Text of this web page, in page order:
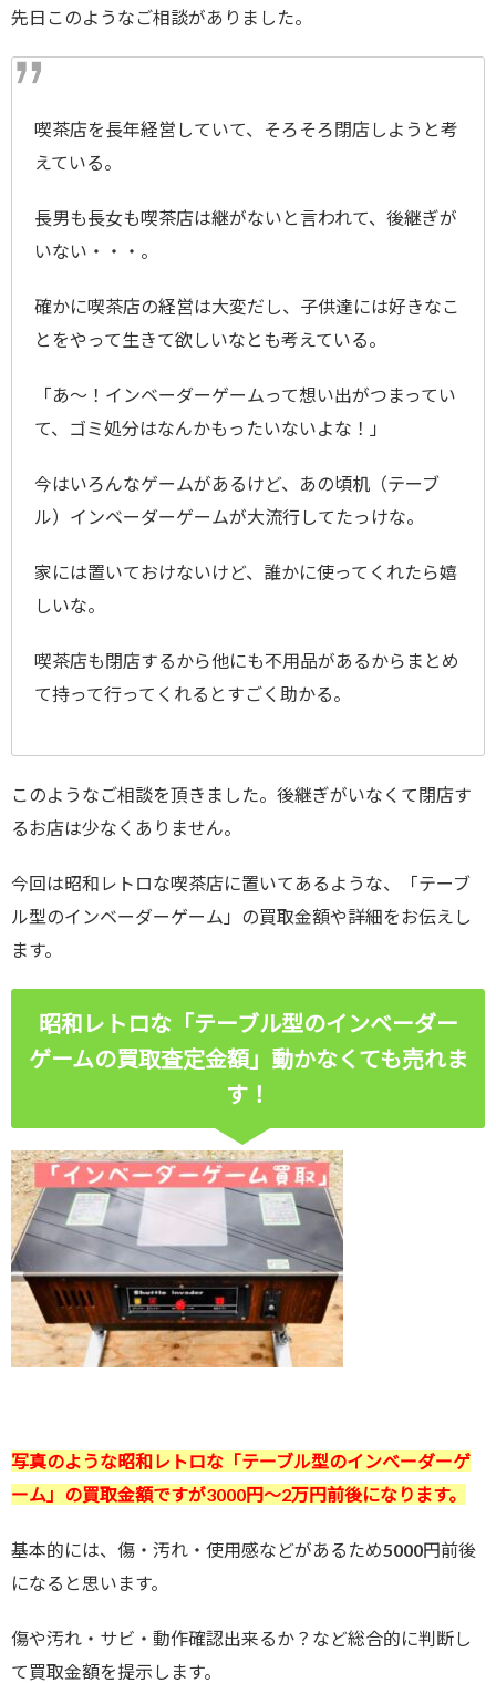
先日このようなご相談がありました。
喫茶店を長年経営していて、そろそろ閉店しようと考
えている。
長男も長女も喫茶店は継がないと言われて、後継ぎが
いない・・・。
確かに喫茶店の経営は大変だし、子供達には好きなこ
とをやって生きて欲しいなとも考えている。
「あ～！インベーダーゲームって想い出がつまってい
て、ゴミ処分はなんかもったいないよな！」
今はいろんなゲームがあるけど、あの頃机（テーブ
ル）インベーダーゲームが大流行してたっけな。
家には置いておけないけど、誰かに使ってくれたら嬉
しいな。
喫茶店も閉店するから他にも不用品があるからまとめ
て持って行ってくれるとすごく助かる。
このようなご相談を頂きました。後継ぎがいなくて閉店す
るお店は少なくありません。
今回は昭和レトロな喫茶店に置いてあるような、「テーブ
ル型のインベーダーゲーム」の買取金額や詳細をお伝えし
ます。
昭和レトロな「テーブル型のインベーダー
ゲームの買取査定金額」動かなくても売れま
す！
写真のような昭和レトロな「テーブル型のインベーダーゲ
ーム」の買取金額ですが3000円～2万円前後になります。
基本的には、傷・汚れ・使用感などがあるため5000円前後
になると思います。
傷や汚れ・サビ・動作確認出来るか？など総合的に判断し
て買取金額を提示します。